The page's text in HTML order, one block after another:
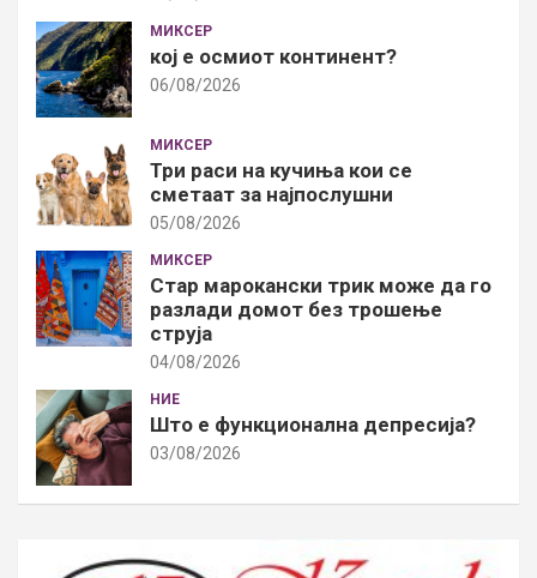
МИКСЕР
кој е осмиот континент?
06/08/2026
МИКСЕР
Три раси на кучиња кои се
сметаат за најпослушни
05/08/2026
МИКСЕР
Стар марокански трик може да го
разлади домот без трошење
струја
04/08/2026
НИЕ
Што е функционална депресија?
03/08/2026